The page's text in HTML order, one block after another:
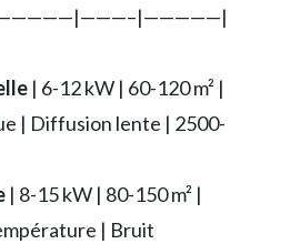
| 6-12 kW | 60-120 m² |
| Diffusion lente | 2500-
| 8-15 kW | 80-150 m² |
| Bruit